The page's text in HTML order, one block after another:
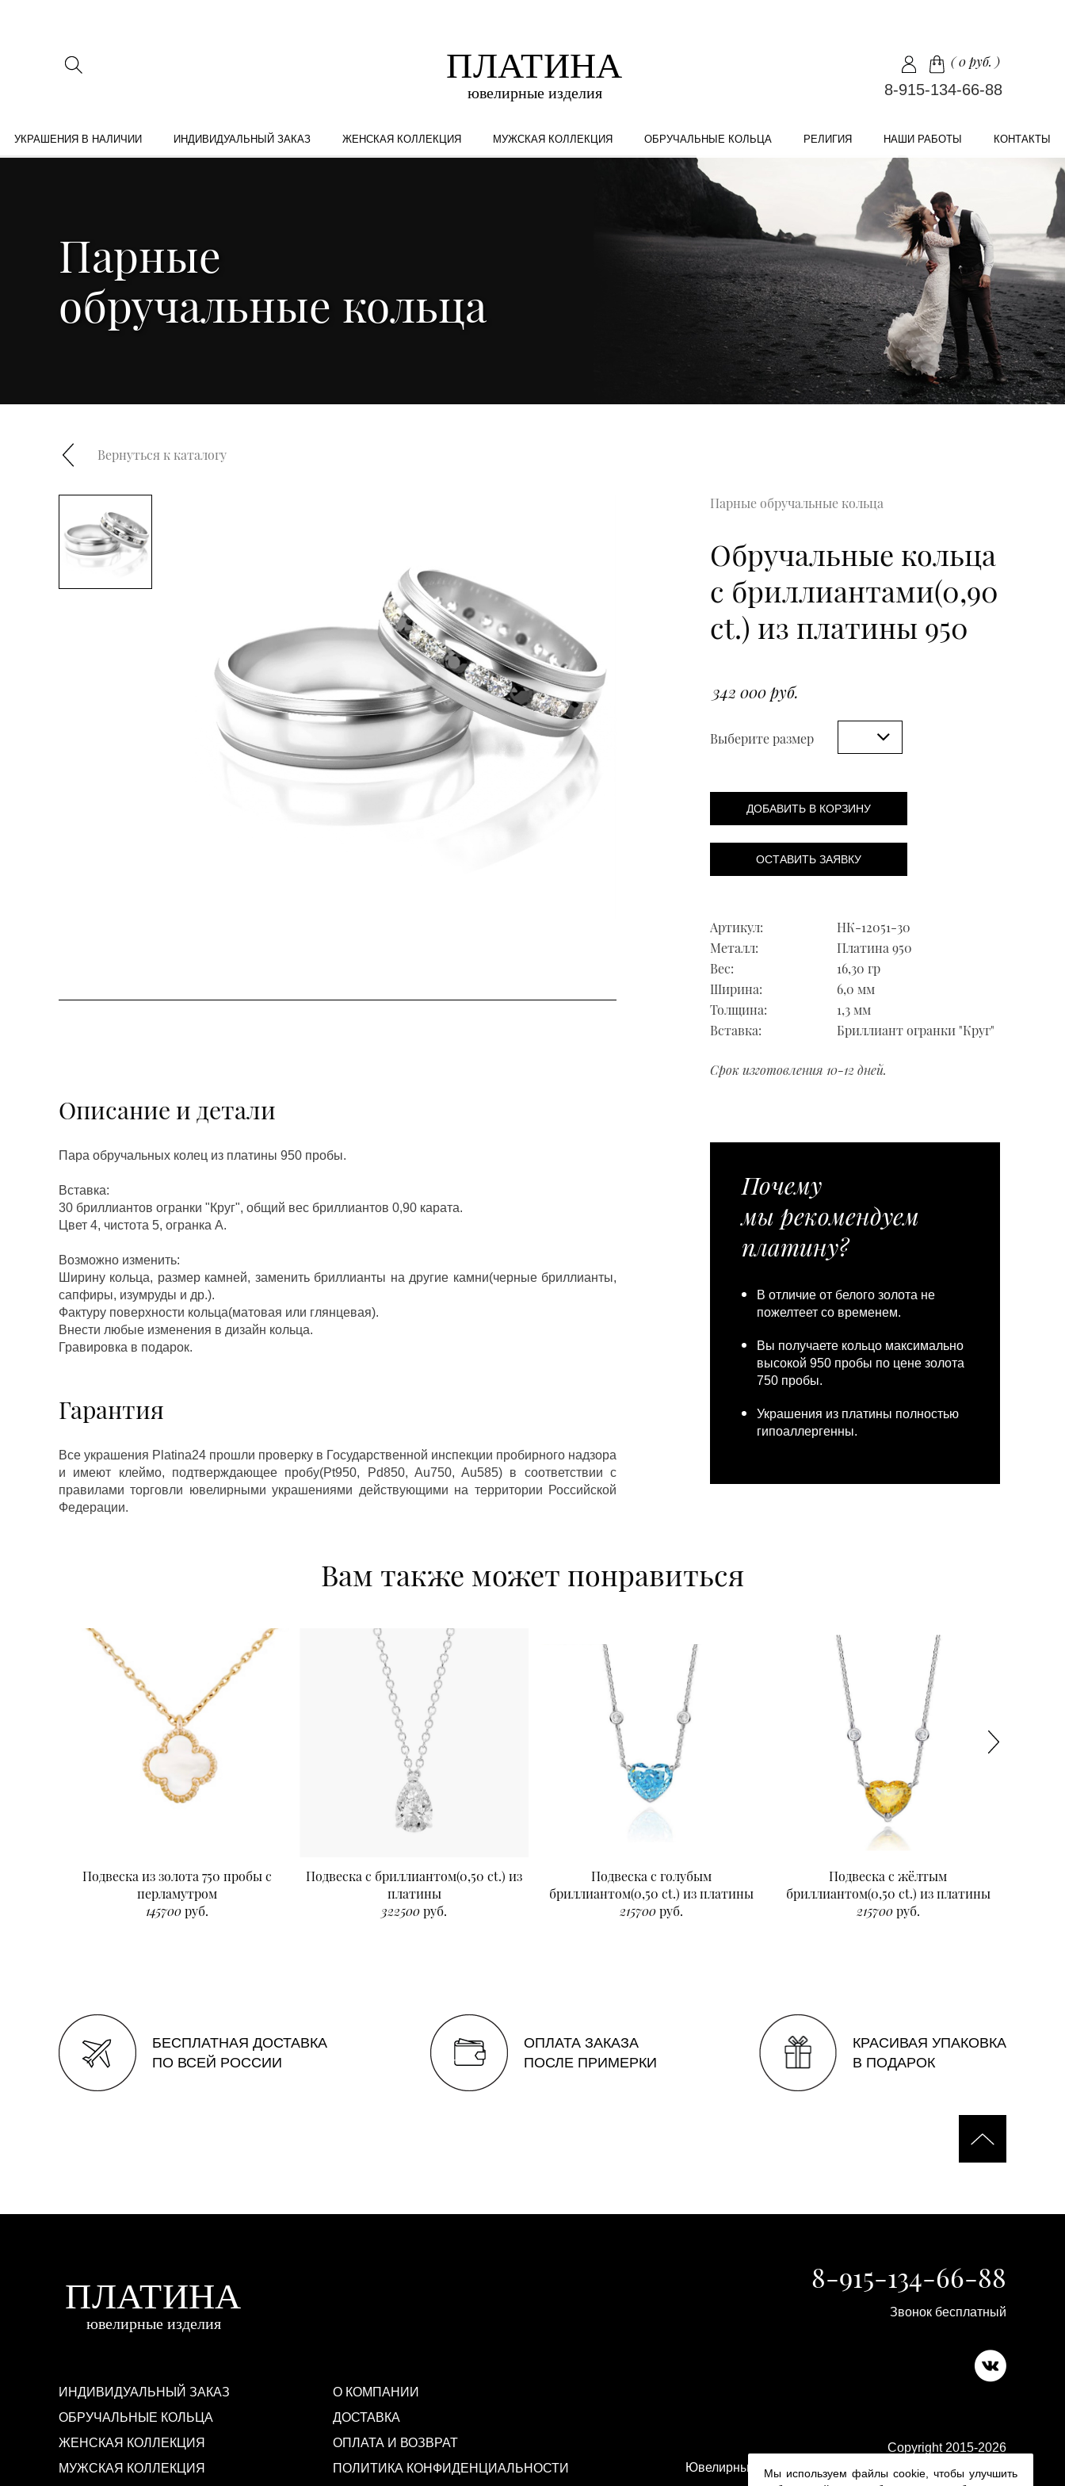
(0 руб. )
8-915-134-66-88
УКРАШЕНИЯ В НАЛИЧИИ ИНДИВИДУАЛЬНЫЙ ЗАКАЗ ЖЕНСКАЯ КОЛЛЕКЦИЯ МУЖСКАЯ КОЛЛЕКЦИЯ ОБРУЧАЛЬНЫЕ КОЛЬЦА РЕЛИГИЯ НАШИ РАБОТЫ КОНТАКТЫ
Парные
обручальные кольца
Вернуться к каталогу
Парные обручальные кольца
Обручальные кольца
с бриллиантами(0,90
ct.) из платины 950
342 000 руб.
Выберите размер
ДОБАВИТЬ В КОРЗИНУ
ОСТАВИТЬ ЗАЯВКУ
Артикул:
НК-12051-30
Металл:
Платина 950
Вес:
16,30 гр
Ширина:
6,0 мм
Толщина:
1,3 мм
Вставка:
Бриллиант огранки "Круг"
Срок изготовления 10-12 дней.
Описание и детали
Пара обручальных колец из платины 950 пробы.
Вставка:
30 бриллиантов огранки "Круг", общий вес бриллиантов 0,90 карата.
Цвет 4, чистота 5, огранка А.
Возможно изменить:
Ширину кольца, размер камней, заменить бриллианты на другие камни(черные бриллианты,
сапфиры, изумруды и др.).
Фактуру поверхности кольца(матовая или глянцевая).
Внести любые изменения в дизайн кольца.
Гравировка в подарок.
Гарантия
Все украшения Platina24 прошли проверку в Государственной инспекции пробирного надзора
и имеют клеймо, подтверждающее пробу(Pt950, Pd850, Au750, Au585) в соответствии с
правилами торговли ювелирными украшениями действующими на территории Российской
Федерации.
Почему
мы рекомендуем
платину?
В отличие от белого золота не
пожелтеет со временем.
Вы получаете кольцо максимально
высокой 950 пробы по цене золота
750 пробы.
Украшения из платины полностью
гипоаллергенны.
Вам также может понравиться
Подвеска из золота 750 пробы с
перламутром
145700руб.
Подвеска с бриллиантом(0,50 ct.) из
платины
322500руб.
Подвеска с голубым
бриллиантом(0,50 ct.) из платины
215700руб.
Подвеска с жёлтым
бриллиантом(0,50 ct.) из платины
215700руб.
БЕСПЛАТНАЯ ДОСТАВКА
ПО ВСЕЙ РОССИИ
ОПЛАТА ЗАКАЗА
ПОСЛЕ ПРИМЕРКИ
КРАСИВАЯ УПАКОВКА
В ПОДАРОК
ИНДИВИДУАЛЬНЫЙ ЗАКАЗ
ОБРУЧАЛЬНЫЕ КОЛЬЦА
ЖЕНСКАЯ КОЛЛЕКЦИЯ
МУЖСКАЯ КОЛЛЕКЦИЯ
О КОМПАНИИ
ДОСТАВКА
ОПЛАТА И ВОЗВРАТ
ПОЛИТИКА КОНФИДЕНЦИАЛЬНОСТИ
8-915-134-66-88
Звонок бесплатный
Copyright 2015-2026
Ювелирные изделия в ювелирном магазине Platina 24
Мы используем файлы cookie, чтобы улучшить